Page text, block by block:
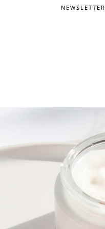
NEWSLETTER